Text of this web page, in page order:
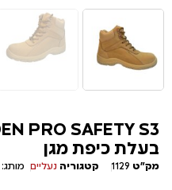
בעלת כיפת מגן
מק"ט 1129 קטגוריה נעליים